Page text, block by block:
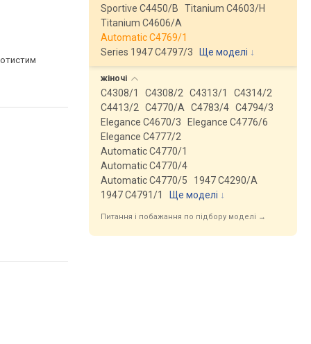
Sportive C4450/B
Titanium C4603/H
Titanium C4606/A
Automatic C4769/1
Series 1947 C4797/3
Ще моделі ↓
жіночі
C4308/1 C4308/2 C4313/1
C4314/2
C4413/2
C4770/A C4783/4 C4794/3
Elegance C4670/3
Elegance C4776/6
Elegance C4777/2
Automatic C4770/1
Automatic C4770/4
Automatic C4770/5
1947 C4290/A
1947 C4791/1
Ще моделі ↓
Питання і побажання по підбору моделі →